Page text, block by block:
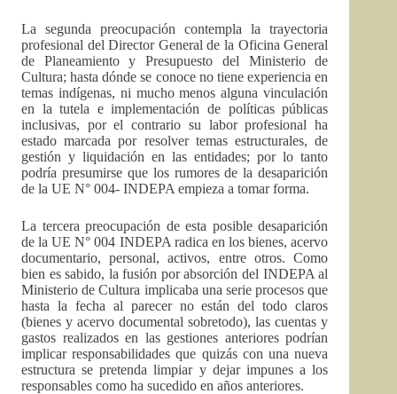
La segunda preocupación contempla la trayectoria
profesional del Director General de la Oficina General
de Planeamiento y Presupuesto del Ministerio de
Cultura; hasta dónde se conoce no tiene experiencia en
temas indígenas, ni mucho menos alguna vinculación
en la tutela e implementación de políticas públicas
inclusivas, por el contrario su labor profesional ha
estado marcada por resolver temas estructurales, de
gestión y liquidación en las entidades; por lo tanto
podría presumirse que los rumores de la desaparición
de la UE N° 004- INDEPA empieza a tomar forma.
La tercera preocupación de esta posible desaparición
de la UE N° 004 INDEPA radica en los bienes, acervo
documentario, personal, activos, entre otros. Como
bien es sabido, la fusión por absorción del INDEPA al
Ministerio de Cultura implicaba una serie procesos que
hasta la fecha al parecer no están del todo claros
(bienes y acervo documental sobretodo), las cuentas y
gastos realizados en las gestiones anteriores podrían
implicar responsabilidades que quizás con una nueva
estructura se pretenda limpiar y dejar impunes a los
responsables como ha sucedido en años anteriores.